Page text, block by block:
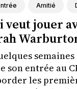
Amitié
veut jouer
son entrée au
les